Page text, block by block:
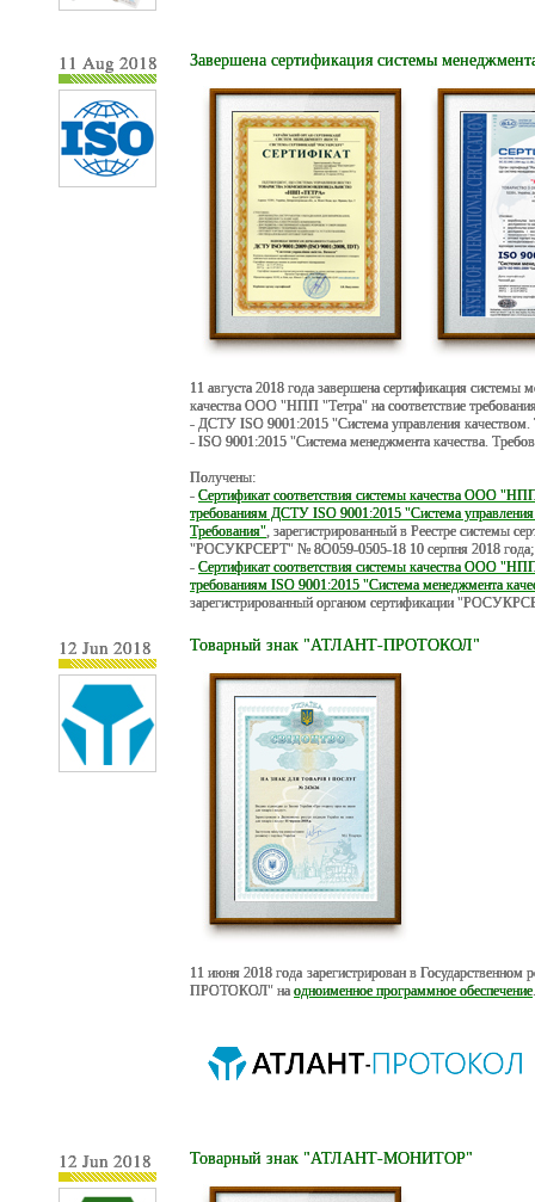
11 Aug 2018 Завершена сертификация системы
11 августа 2018 года завершена сертификация системы
качества ООО "НПП "Тетра" на соответствие
- ДСТУ ISO 9001:2015 "Система управления качеством.
- ISO 9001:2015 "Система менеджмента качества.
Получены:
- Сертификат соответствия системы качества ООО
требованиям ДСТУ ISO 9001:2015 "Система управления
Требования", зарегистрированный в Реестре системы
"РОСУКРСЕРТ" № 8О059-0505-18 10 серпня 2018 года;
- Сертификат соответствия системы качества ООО
требованиям ISO 9001:2015 "Система менеджмента
зарегистрированный органом сертификации
12 Jun 2018 Товарный знак "АТЛАНТ-ПРОТОКОЛ"
11 июня 2018 года зарегистрирован в
ПРОТОКОЛ" на одноименное программное обеспечение.
12 Jun 2018 Товарный знак "АТЛАНТ-МОНИТОР"